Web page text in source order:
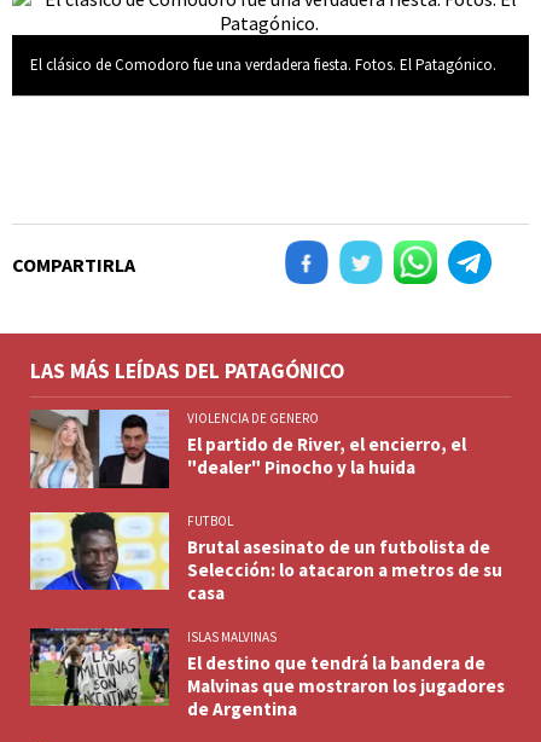
El clásico de Comodoro fue una verdadera fiesta. Fotos. El Patagónico.
COMPARTIRLA
LAS MÁS LEÍDAS DEL PATAGÓNICO
VIOLENCIA DE GENERO
El partido de River, el encierro, el
"dealer" Pinocho y la huida
FUTBOL
Brutal asesinato de un futbolista de
Selección: lo atacaron a metros de su
casa
ISLAS MALVINAS
El destino que tendrá la bandera de
Malvinas que mostraron los jugadores
de Argentina